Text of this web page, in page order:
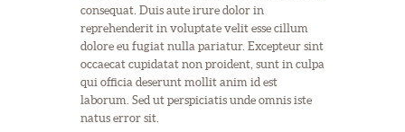
consequat. Duis aute irure dolor in
reprehenderit in voluptate velit esse cillum
dolore eu fugiat nulla pariatur. Excepteur sint
occaecat cupidatat non proident, sunt in culpa
qui officia deserunt mollit anim id est
laborum. Sed ut perspiciatis unde omnis iste
natus error sit.